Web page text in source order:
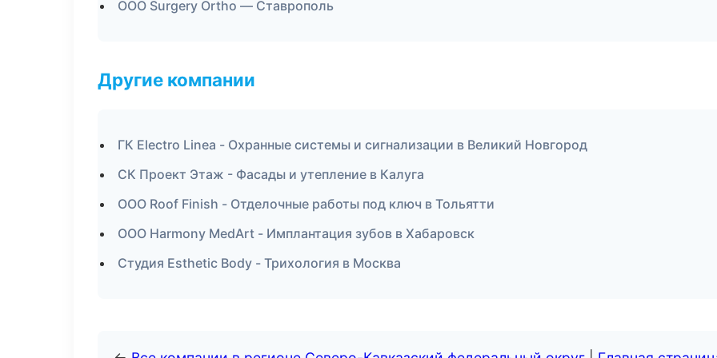
ООО Surgery Ortho — Ставрополь
Другие компании
ГК Electro Linea - Охранные системы и сигнализации в Великий Новгород
СК Проект Этаж - Фасады и утепление в Калуга
ООО Roof Finish - Отделочные работы под ключ в Тольятти
ООО Harmony MedArt - Имплантация зубов в Хабаровск
Студия Esthetic Body - Трихология в Москва